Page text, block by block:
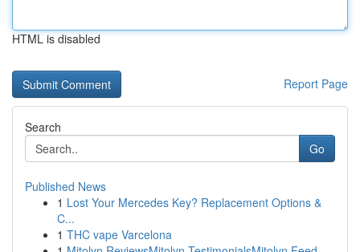
HTML is disabled
Report Page
Search
Go
Published News
1 Lost Your Mercedes Key? Replacement Options &
C...
1 THC vape Varcelona